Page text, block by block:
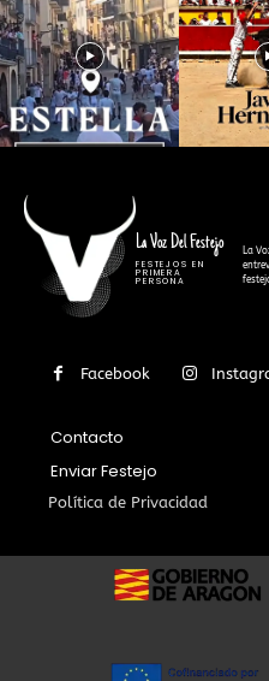
La Voz Del Festejo
FESTEJOS EN
PRIMERA
PERSONA
La
Facebook
Contacto
Enviar Festejo
Política de Privacidad